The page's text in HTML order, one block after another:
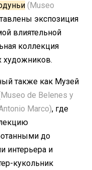
(Museo
экспозиция
влиятельной
коллекция
художников.
также как Музей
de Belenes y
Marco), где
до
интерьера и
кукольник